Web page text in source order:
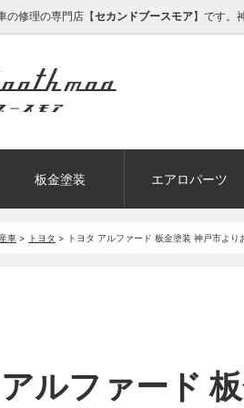
の修理の専門店【セカンドブースモア】です。
板金塗装 エアロパーツ
車 > トヨタ > トヨタ アルファード 板金塗装 神戸市より
アルファード